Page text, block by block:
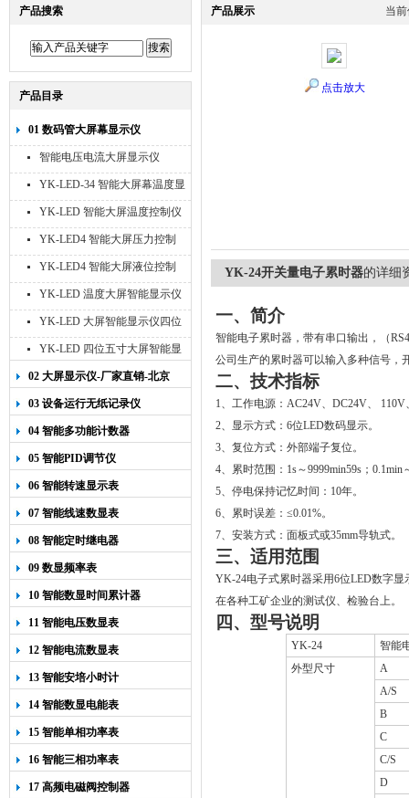
产品搜索
产品目录
01 数码管大屏幕显示仪
智能电压电流大屏显示仪
YK-LED-34 智能大屏幕温度显
示仪
YK-LED 智能大屏温度控制仪
YK-LED4 智能大屏压力控制
仪
YK-LED4 智能大屏液位控制
仪
YK-LED 温度大屏智能显示仪
四位十寸
YK-LED 大屏智能显示仪四位
八寸
YK-LED 四位五寸大屏智能显
示仪
02 大屏显示仪-厂家直销-北京
宇科泰吉
03 设备运行无纸记录仪
04 智能多功能计数器
05 智能PID调节仪
06 智能转速显示表
07 智能线速数显表
08 智能定时继电器
09 数显频率表
10 智能数显时间累计器
11 智能电压数显表
12 智能电流数显表
13 智能安培小时计
14 智能数显电能表
15 智能单相功率表
16 智能三相功率表
17 高频电磁阀控制器
产品展示 当
点击放大
YK-24开关量电子累时器的详细
一、简介
智能电子累时器，带有串口输出，（
公司生产的累时器可以输入多种信号，
二、技术指标
1、工作电源： AC24V、 DC24V、 110V
2、显示方式： 6位LED数码显示。
3、复位方式：外部端子复位。
4、累时范围： 1s～9999min59s ； 0.1min
5、停电保持记忆时间： 10年。
6、累时误差： ≤0.01%。
7、安装方式：面板式或35mm导轨式。
三、适用范围
YK-24电子式累时器采用6位LED数字显
在各种工矿企业的测试仪、检验台上。
四、型号说明
YK-24
智能
外型尺寸
A
A/S
B
C
C/S
D